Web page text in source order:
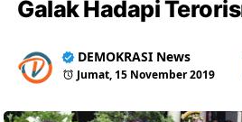
Galak Hadapi
DEMOKRASI News
Jumat, 15 November 2019